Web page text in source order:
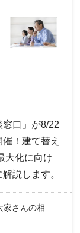
口」が8/22
！建て替え
大化に向け
説します。
家さんの相